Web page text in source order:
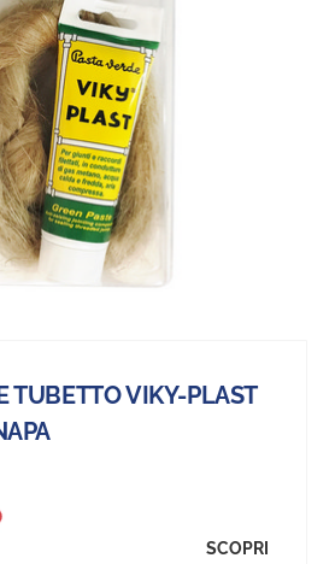
TUBETTO VIKY-PLAST
SCOPRI